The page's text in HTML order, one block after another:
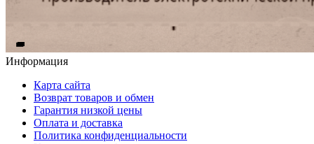
Информация
Карта сайта
Возврат товаров и обмен
Гарантия низкой цены
Оплата и доставка
Политика конфиденциальности